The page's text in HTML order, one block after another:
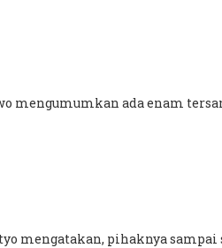
ada enam
mengatakan, pihaknya